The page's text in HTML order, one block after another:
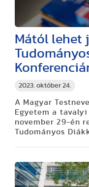
2023. október 24.
Mától lehet
A Magyar
Egyetem a
november 29-én
Tudományos